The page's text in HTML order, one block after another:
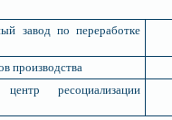
завод по переработке
производства
ресоциализации